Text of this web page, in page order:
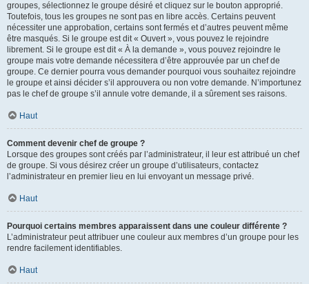
groupes, sélectionnez le groupe désiré et cliquez sur le bouton approprié.
Toutefois, tous les groupes ne sont pas en libre accès. Certains peuvent
nécessiter une approbation, certains sont fermés et d’autres peuvent même
être masqués. Si le groupe est dit « Ouvert », vous pouvez le rejoindre
librement. Si le groupe est dit « À la demande », vous pouvez rejoindre le
groupe mais votre demande nécessitera d’être approuvée par un chef de
groupe. Ce dernier pourra vous demander pourquoi vous souhaitez rejoindre
le groupe et ainsi décider s’il approuvera ou non votre demande. N’importunez
pas le chef de groupe s’il annule votre demande, il a sûrement ses raisons.
Haut
Comment devenir chef de groupe ?
Lorsque des groupes sont créés par l’administrateur, il leur est attribué un chef
de groupe. Si vous désirez créer un groupe d’utilisateurs, contactez
l’administrateur en premier lieu en lui envoyant un message privé.
Haut
Pourquoi certains membres apparaissent dans une couleur différente ?
L’administrateur peut attribuer une couleur aux membres d’un groupe pour les
rendre facilement identifiables.
Haut